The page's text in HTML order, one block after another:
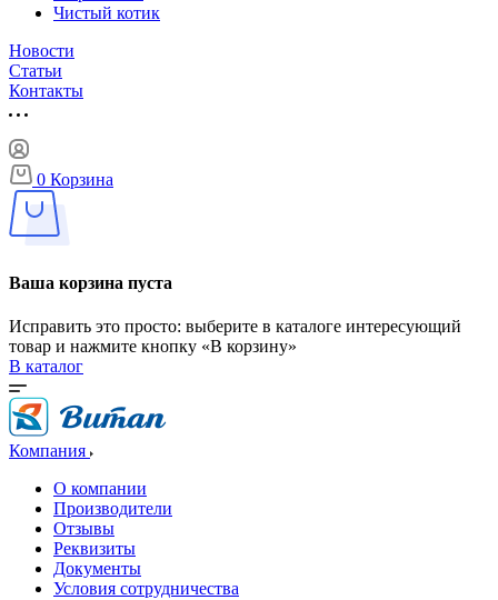
Чистый котик
Новости
Статьи
Контакты
0 Корзина
Ваша корзина пуста
Исправить это просто: выберите в каталоге интересующий
товар и нажмите кнопку «В корзину»
В каталог
Компания
О компании
Производители
Отзывы
Реквизиты
Документы
Условия сотрудничества